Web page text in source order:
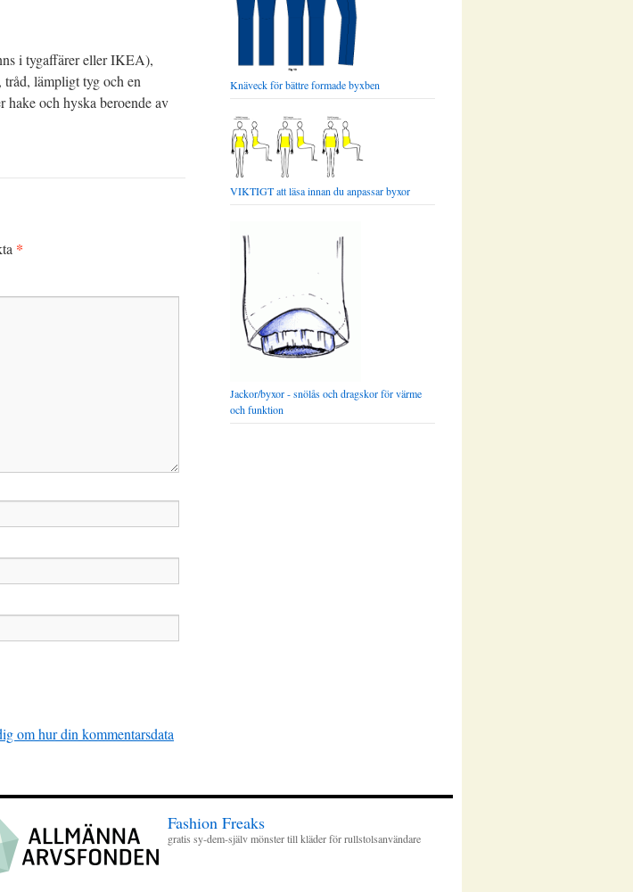
i tygaffärer eller IKEA),
lämpligt tyg och en
hake och hyska beroende av
*
om hur din kommentarsdata
Knäveck för bättre formade byxben
VIKTIGT att läsa innan du anpassar byxor
Jackor/byxor - snölås och dragskor för värme
och funktion
Fashion Freaks
gratis sy-dem-själv mönster till kläder för rullstolsanvändare